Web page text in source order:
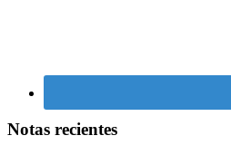
Notas recientes